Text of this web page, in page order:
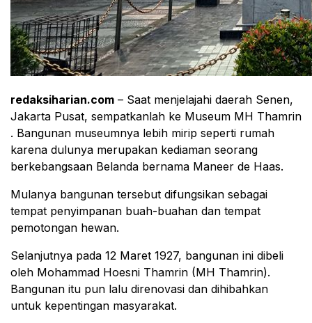
redaksiharian.com – Saat menjelajahi daerah Senen,
Jakarta Pusat, sempatkanlah ke Museum MH Thamrin
. Bangunan museumnya lebih mirip seperti rumah
karena dulunya merupakan kediaman seorang
berkebangsaan Belanda bernama Maneer de Haas.
Mulanya bangunan tersebut difungsikan sebagai
tempat penyimpanan buah-buahan dan tempat
pemotongan hewan.
Selanjutnya pada 12 Maret 1927, bangunan ini dibeli
oleh Mohammad Hoesni Thamrin (MH Thamrin).
Bangunan itu pun lalu direnovasi dan dihibahkan
untuk kepentingan masyarakat.